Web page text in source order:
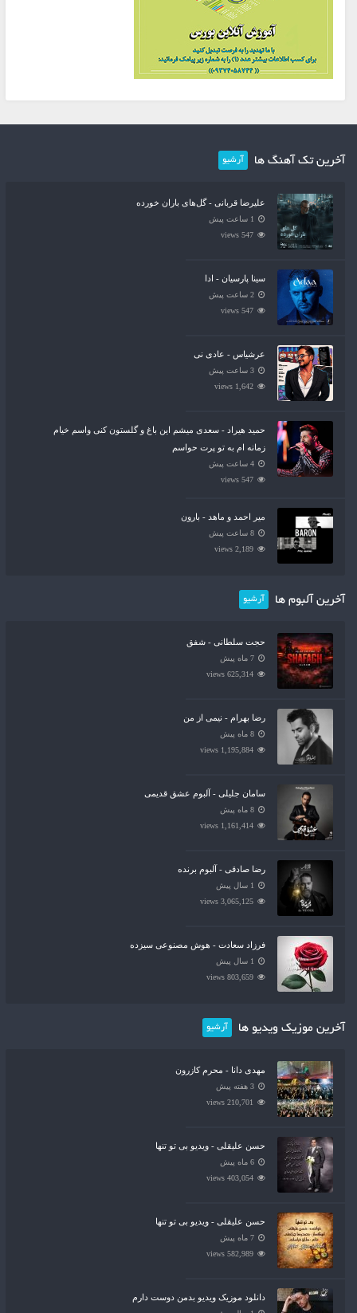
آخرین تک آهنگ ها آرشیو
علیرضا قربانی - گل‌های باران خورده
1 ساعت پیش
547 views
سینا پارسیان - ادا
2 ساعت پیش
547 views
عرشیاس - عادی نی
3 ساعت پیش
1,642 views
حمید هیراد - سعدی میشم این باغ و گلستون کنی واسم خیام
زمانه ام به تو پرت حواسم
4 ساعت پیش
547 views
میر احمد و ماهد - بارون
8 ساعت پیش
2,189 views
آخرین آلبوم ها آرشیو
حجت سلطانی - شفق
7 ماه پیش
625,314 views
رضا بهرام - نیمی از من
8 ماه پیش
1,195,884 views
سامان جلیلی - آلبوم عشق قدیمی
8 ماه پیش
1,161,414 views
رضا صادقی - آلبوم برنده
1 سال پیش
3,065,125 views
فرزاد سعادت - هوش مصنوعی سیزده
1 سال پیش
803,659 views
آخرین موزیک ویدیو ها آرشیو
مهدی دانا - محرم کازرون
3 هفته پیش
210,701 views
حسن علیقلی - ویدیو بی تو تنها
6 ماه پیش
403,054 views
حسن علیقلی - ویدیو بی تو تنها
7 ماه پیش
582,989 views
دانلود موزیک ویدیو بدمن دوست دارم